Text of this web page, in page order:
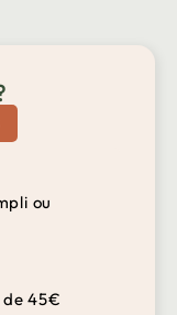
ou
45€